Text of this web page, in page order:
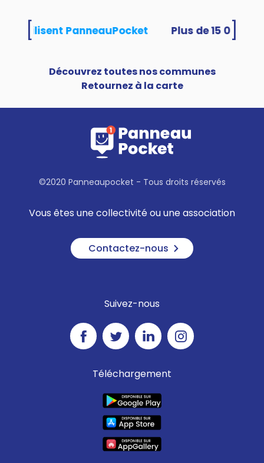
utilisent PanneauPocket
Découvrez toutes nos communes
Retournez à la carte
©2020 Panneaupocket - Tous droits réservés
Vous êtes une collectivité ou une association
Contactez-nous
Suivez-nous
Téléchargement